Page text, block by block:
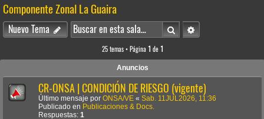
a
r
Componente Zonal La Guaira
Nuevo Tema BuscarBúsqueda avanzada
25 temas • Página 1 de 1
Anuncios
CR-ONSA | CONDICIÓN DE RIESGO (vigente)
Último mensaje por ONSA/VE « Sab. 11JUL2026, 11:36
Publicado en Publicaciones & Docs.
Respuestas: 1